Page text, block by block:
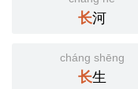
长河
cháng shēng
长生